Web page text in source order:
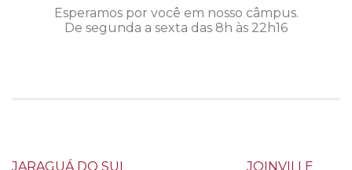
Esperamos por você em nosso câmpus.
De segunda a sexta das 8h às 22h16
JARAGUÁ DO SUL JOINVILLE